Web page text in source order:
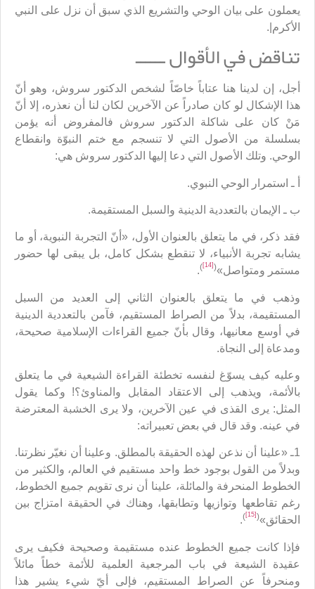
يعملون على بيان الوحي والتشريع الذي سبق أن نزل على النبي
الأكرم|.
تناقض في الأقوال ــــــ
أجل، إن لدينا هنا عتاباً خاصّاً لشخص الدكتور سروش، وهو أنّ
هذا الإشكال لو كان صادراً عن الآخرين لكان لنا أن نعذره، إلا أنّ
مَنْ كان على شاكلة الدكتور سروش فالمفروض أنه يؤمن
بسلسلة من الأصول التي لا تنسجم مع ختم النبوّة وانقطاع
الوحي. وتلك الأصول التي دعا إليها الدكتور سروش هي:
أ ـ استمرار الوحي النبوي.
ب ـ الإيمان بالتعددية الدينية والسبل المستقيمة.
فقد ذكر، في ما يتعلق بالعنوان الأول، «أنّ التجربة النبوية، أو ما
يشابه تجربة الأنبياء، لا تنقطع بشكل كامل، بل يبقى لها حضور
مستمر ومتواصل»(
[14]
)
.
وذهب في ما يتعلق بالعنوان الثاني إلى العديد من السبل
المستقيمة، بدلاً من الصراط المستقيم، فآمن بالتعددية الدينية
في أوسع معانيها، وقال بأنّ جميع القراءات الإسلامية صحيحة،
ومدعاة إلى النجاة.
وعليه كيف يسوّغ لنفسه تخطئة القراءة الشيعية في ما يتعلق
بالأئمة، ويذهب إلى الاعتقاد المقابل والمناوئ؟! وكما يقول
المثل: يرى القذى في عين الآخرين، ولا يرى الخشبة المعترضة
في عينه. وقد قال في بعض تعبيراته:
1ـ «علينا أن نذعن لهذه الحقيقة بالمطلق. وعلينا أن نغيّر نظرتنا.
وبدلاً من القول بوجود خط واحد مستقيم في العالم، والكثير من
الخطوط المنحرفة والمائلة، علينا أن نرى تقويم جميع الخطوط،
رغم تقاطعها وتوازيها وتطابقها، وهناك في الحقيقة امتزاج بين
الحقائق»(
[15]
)
.
فإذا كانت جميع الخطوط عنده مستقيمة وصحيحة فكيف يرى
عقيدة الشيعة في باب المرجعية العلمية للأئمة خطاً مائلاً
ومنحرفاً عن الصراط المستقيم، فإلى أيّ شيء يشير هذا